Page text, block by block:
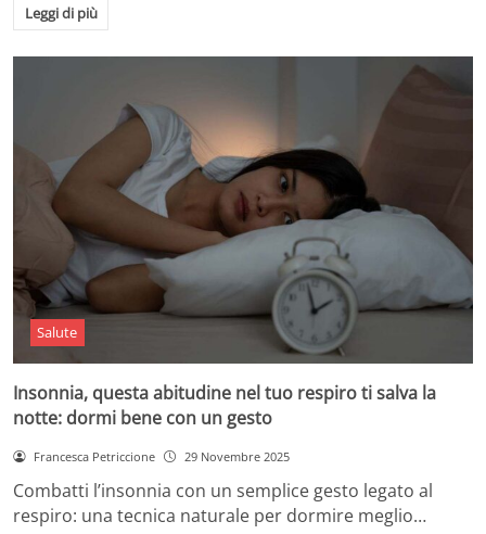
Leggi di più
Salute
Insonnia, questa abitudine nel tuo respiro ti salva la
notte: dormi bene con un gesto
Francesca Petriccione 29 Novembre 2025
Combatti l’insonnia con un semplice gesto legato al
respiro: una tecnica naturale per dormire meglio…